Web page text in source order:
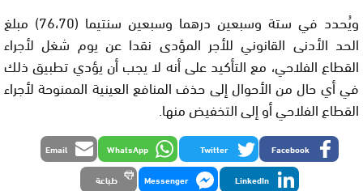
ويُحدد في ستة وسبعين درهما وسبعين سنتيما (76،70) مبلغ
الحد الأدنى القانوني للأجر المؤدى نقدا عن يوم شغل لأجراء
القطاع الفلاحي، مع التأكيد على أنه لا يجب أن يؤدي تطبيق ذلك
في أي حال من الأحوال إلى حذف المنافع العينية الممنوحة لأجراء
القطاع الفلاحي أو إلى التخفيض منها.
Facebook
Twitter
WhatsApp
Email
LinkedIn
Messenger طباعة